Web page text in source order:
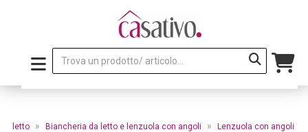
letto » Biancheria da letto e lenzuola con angoli » Lenzuola con angoli